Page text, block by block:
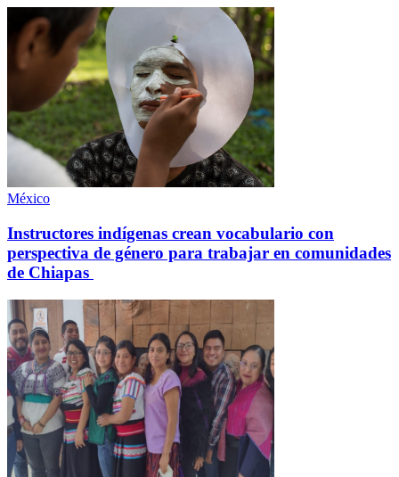
México
Instructores indígenas crean vocabulario con
perspectiva de género para trabajar en comunidades
de Chiapas